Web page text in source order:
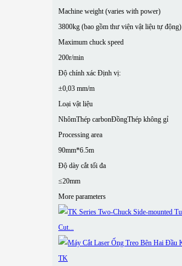
Machine weight (varies with power)
3800kg (bao gồm thư viện vật liệu tự động)
Maximum chuck speed
200r/min
Độ chính xác Định vị:
±0,03 mm/m
Loại vật liệu
NhômThép carbonĐồngThép không gỉ
Processing area
90mm*6.5m
Độ dày cắt tối đa
≤20mm
More parameters